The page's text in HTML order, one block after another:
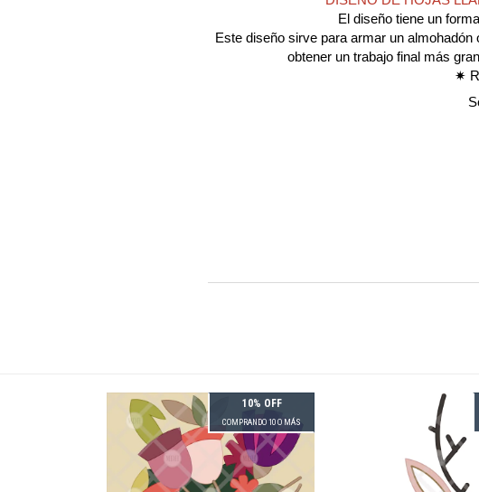
El diseño tiene un
Este diseño sirve para armar un
obtener un trabajo final más
✷
10% OFF
COMPRANDO 10 O MÁS